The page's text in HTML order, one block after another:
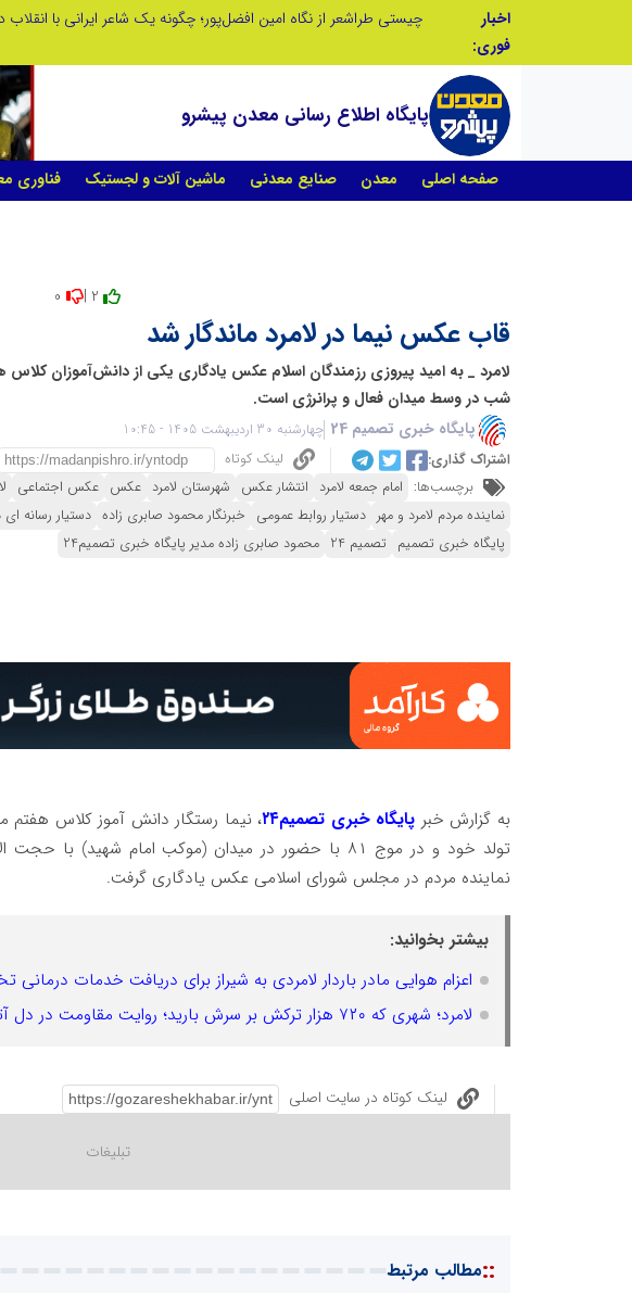
اخبار
فوری:
پایگاه اطلاع رسانی معدن پیشرو
صفحه اصلی معدن صنایع معدنی ماشین آلات و لجستیک فناوری
قاب عکس نیما در لامرد ماندگار شد
لامرد _ به امید پیروزی رزمندگان اسلام عکس یادگاری یکی از دانش‌آموزان کلاس
شب در وسط میدان فعال و پرانرژی است.
پایگاه خبری تصمیم 24
چهارشنبه 30 اردیبهشت 1405 - 10:45
اشتراک گذاری:
لینک کوتاه
برچسب‌ها: امام جمعه لامرد انتشار عکس شهرستان لامرد عکس عکس اجتماعی
نماینده مردم لامرد و مهر دستیار روابط عمومی خبرنگار محمود صابری زاده دستیار رسانه
پایگاه خبری تصمیم تصمیم 24 محمود صابری زاده مدیر پایگاه خبری تصمیم24
به گزارش خبر پایگاه خبری تصمیم۲۴
، نیما رستگار دانش آموز کلاس
تولد خود و در موج ۸۱ با حضور در میدان‌ (موکب امام شهید) با حجت الاسلام آزاد
نماینده مردم در مجلس شورای اسلامی عکس یادگاری گرفت.
بیشتر بخوانید:
اعزام هوایی مادر باردار لامردی به شیراز برای دریافت خدمات
لامرد؛ شهری که ۷۲۰ هزار ترکش بر سرش بارید؛ روایت مقاومت در دل آتش
لینک کوتاه در سایت اصلی
::مطالب مرتبط